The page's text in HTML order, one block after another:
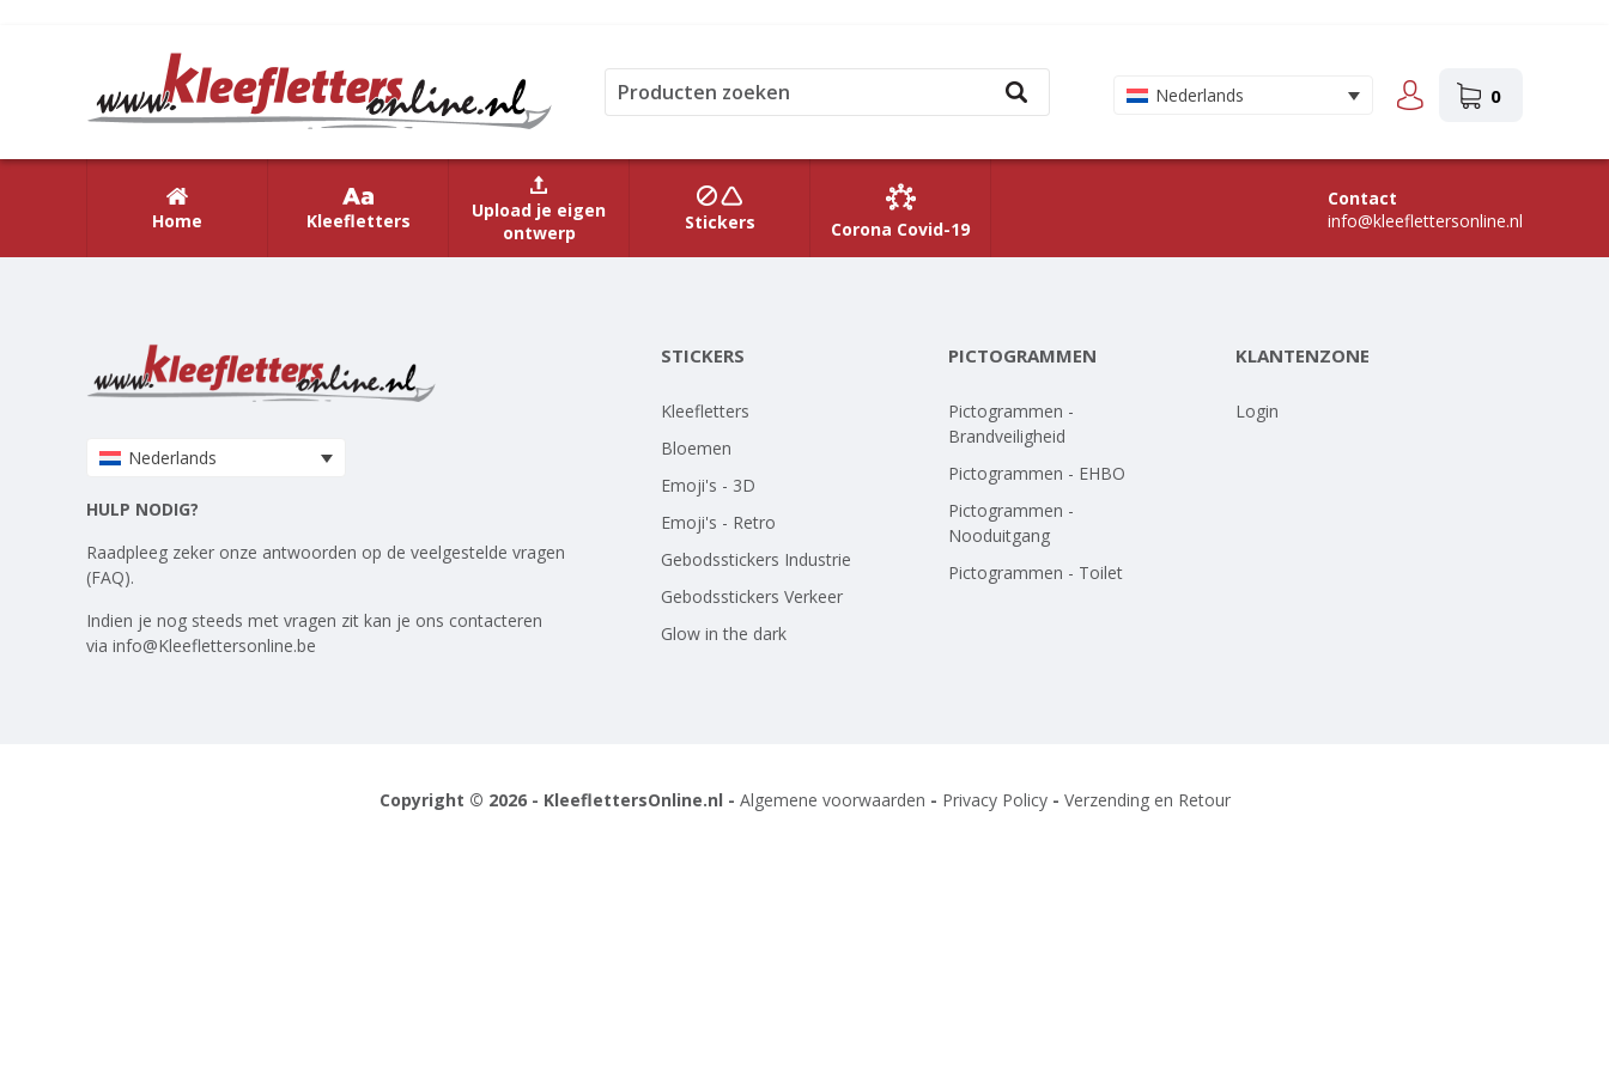
Nederlands 0
Home Kleefletters
Upload je eigen
ontwerp
Stickers Corona Covid-19
Contact
info@kleeflettersonline.nl
Nederlands
HULP NODIG?
Raadpleeg zeker onze antwoorden op de veelgestelde vragen
(FAQ).
Indien je nog steeds met vragen zit kan je ons contacteren
via info@Kleeflettersonline.be
STICKERS
Kleefletters
Bloemen
Emoji's - 3D
Emoji's - Retro
Gebodsstickers Industrie
Gebodsstickers Verkeer
Glow in the dark
PICTOGRAMMEN
Pictogrammen -
Brandveiligheid
Pictogrammen - EHBO
Pictogrammen -
Nooduitgang
Pictogrammen - Toilet
KLANTENZONE
Login
Copyright © 2026 - KleeflettersOnline.nl - Algemene voorwaarden - Privacy Policy- Verzending en Retour